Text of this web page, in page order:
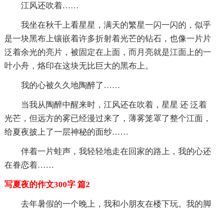
江风还吹着……
我坐在秋千上看星星，满天的繁星一闪一闪的，似乎
是一块黑布上镶嵌着许多折射着光芒的钻石，也像一片片
泛着余光的亮片，被固定在上面，而月亮就是江面上的一
叶小舟，烙印在这块无比巨大的黑布上。
我的心被久久地陶醉了……
当我从陶醉中醒来时，江风还在吹着，星星 还 泛着
光芒，但远方的雾已经漫过来了，薄雾笼罩了整个江面，
给夏夜披上了一层神秘的面纱……
伴着一片蛙声，我轻轻地走在回家的路上，我的心还
在眷恋着……
写夏夜的作文300字 篇2
去年暑假的一个晚上，我和小朋友在楼下玩。我的脚